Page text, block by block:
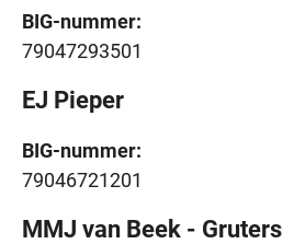
BIG-nummer:
79047293501
EJ Pieper
BIG-nummer:
79046721201
MMJ van Beek - Gruters